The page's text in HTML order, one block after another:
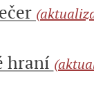
hraní